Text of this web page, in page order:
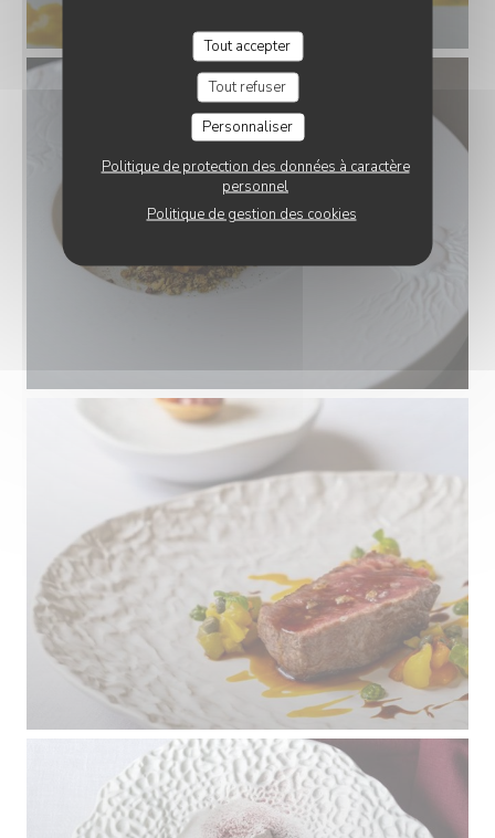
Tout accepter
Tout refuser
Personnaliser
Politique de protection des données à caractère
personnel
Politique de gestion des cookies